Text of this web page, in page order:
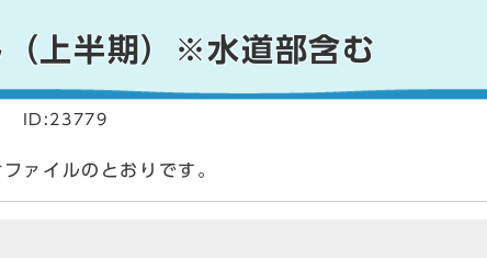
上半期）※水道部含む
ID:23779
ァイルのとおりです。